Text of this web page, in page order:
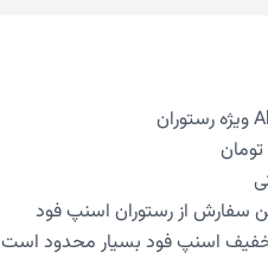
سفارش از رستوران اسنپ فود
اسنپ فود بسیار محدود است